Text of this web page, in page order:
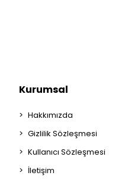
ART BLANC
Kurumsal
Hakkımızda
Gizlilik Sözleşmesi
Kullanıcı Sözleşmesi
İletişim